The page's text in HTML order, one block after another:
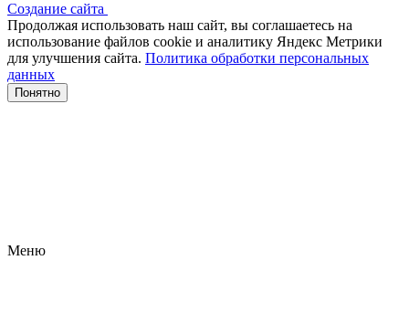
Создание сайта
Продолжая использовать наш сайт, вы соглашаетесь на
использование файлов сооkіе и аналитику Яндекс Метрики
для улучшения сайта. Политика обработки персональных
данных
Понятно
Меню